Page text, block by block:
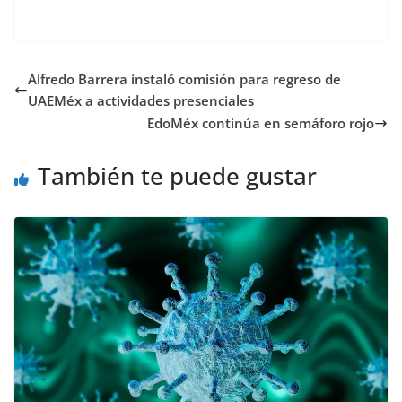
Alfredo Barrera instaló comisión para regreso de
UAEMéx a actividades presenciales
EdoMéx continúa en semáforo rojo
También te puede gustar